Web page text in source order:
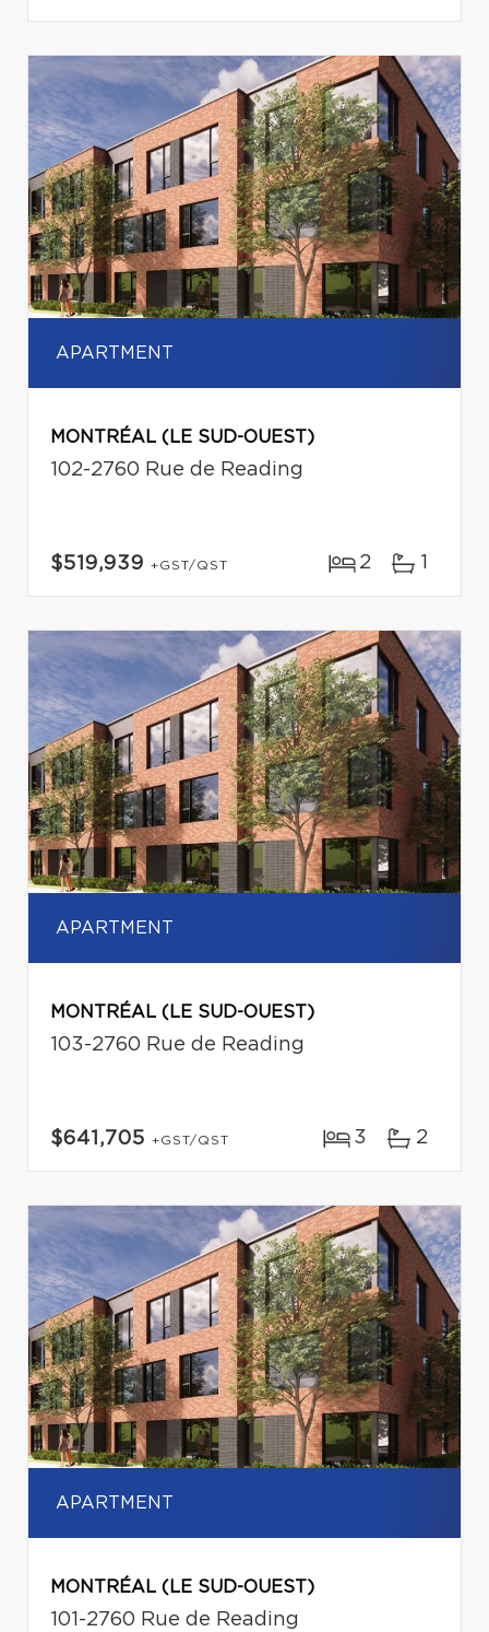
APARTMENT
MONTRÉAL (LE SUD-OUEST)
102-2760 Rue de Reading
$519,939 +GST/QST 2 1
APARTMENT
MONTRÉAL (LE SUD-OUEST)
103-2760 Rue de Reading
$641,705 +GST/QST 3 2
APARTMENT
MONTRÉAL (LE SUD-OUEST)
101-2760 Rue de Reading